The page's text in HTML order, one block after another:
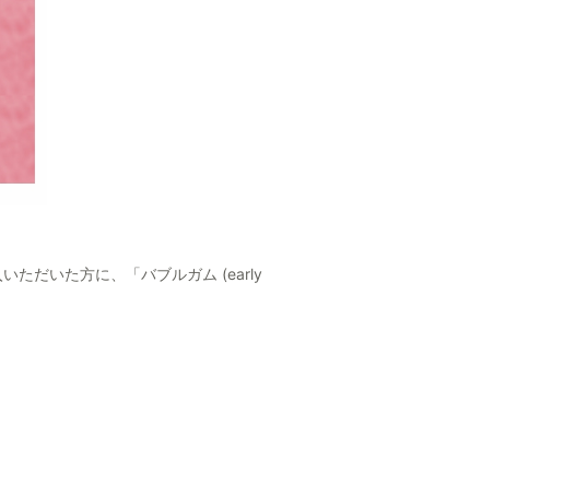
ただいた方に、「バブルガム (early